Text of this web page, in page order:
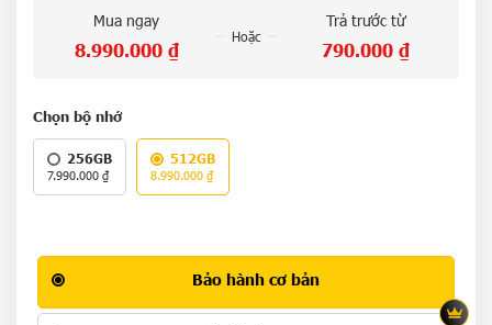
Mua ngay
8.990.000 ₫
Hoặc
Trả trước từ
790.000 ₫
Chọn bộ nhớ
256GB
7.990.000 ₫
512GB
8.990.000 ₫
Bảo hành cơ bản